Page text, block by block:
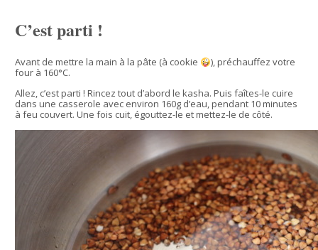
C’est parti !
Avant de mettre la main à la pâte (à cookie
), préchauffez votre
four à 160°C.
Allez, c’est parti ! Rincez tout d’abord le kasha. Puis faîtes-le cuire
dans une casserole avec environ 160g d’eau, pendant 10 minutes
à feu couvert. Une fois cuit, égouttez-le et mettez-le de côté.